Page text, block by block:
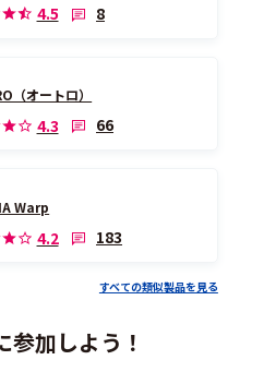
4.5 8
（オートロ）
4.3 66
Warp
4.2 183
すべての類似製品を見る
加しよう！